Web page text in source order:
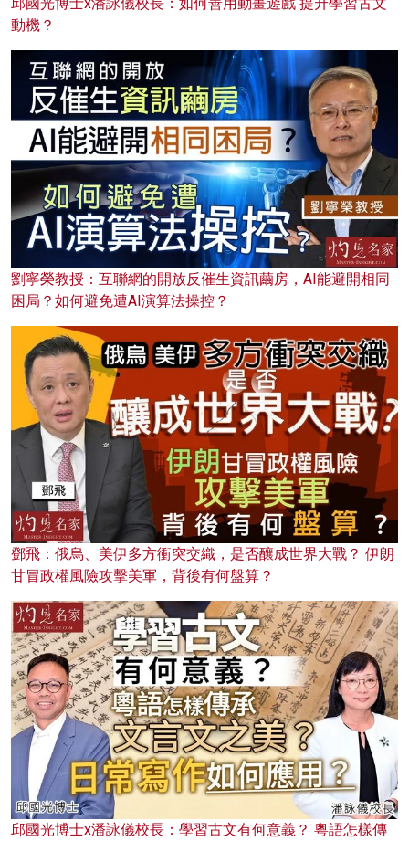
動機？
劉寧榮教授：互聯網的開放反催生資訊繭房，AI能避開相同
困局？如何避免遭AI演算法操控？
鄧飛：俄烏、美伊多方衝突交織，是否釀成世界大戰？ 伊朗
甘冒政權風險攻擊美軍，背後有何盤算？
邱國光博士x潘詠儀校長：學習古文有何意義？ 粵語怎樣傳